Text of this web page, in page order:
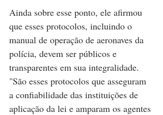
Ainda sobre esse ponto, ele afirmou
que esses protocolos, incluindo o
manual de operação de aeronaves da
polícia, devem ser públicos e
transparentes em sua integralidade.
"São esses protocolos que asseguram
a confiabilidade das instituições de
aplicação da lei e amparam os agentes